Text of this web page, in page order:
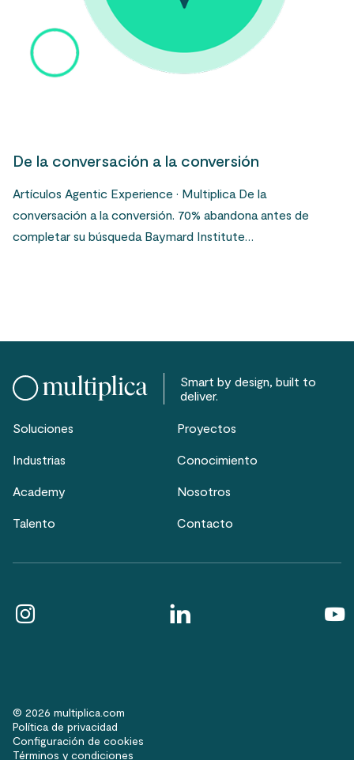
De la conversación a la conversión
Artículos Agentic Experience · Multiplica De la
conversación a la conversión. 70% abandona antes de
completar su búsqueda Baymard Institute…
Smart by design, built to
deliver.
Soluciones Proyectos
Industrias Conocimiento
Academy Nosotros
Talento Contacto
© 2026 multiplica.com
Política de privacidad
Configuración de cookies
Términos y condiciones